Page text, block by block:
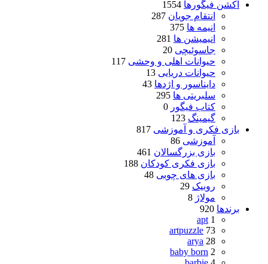
اکشن فیگورها 1554
انتقام جویان 287
انیمه ها 375
انیمیشن ها 281
جاسوئیچی 20
حیوانات اهلی و وحشی 117
حیوانات دریایی 13
دایناسور و اژدها 43
سلبریتی ها 295
کتاب فیگور 0
گیمینگ 123
بازی فکری و آموزشی 817
آموزشی 86
بازی بزرگسالان 461
بازی فکری کودکان 188
بازی های چوبی 48
روبیک 29
مولاژ 8
برندها 920
apt 1
artpuzzle 73
arya 28
baby born 2